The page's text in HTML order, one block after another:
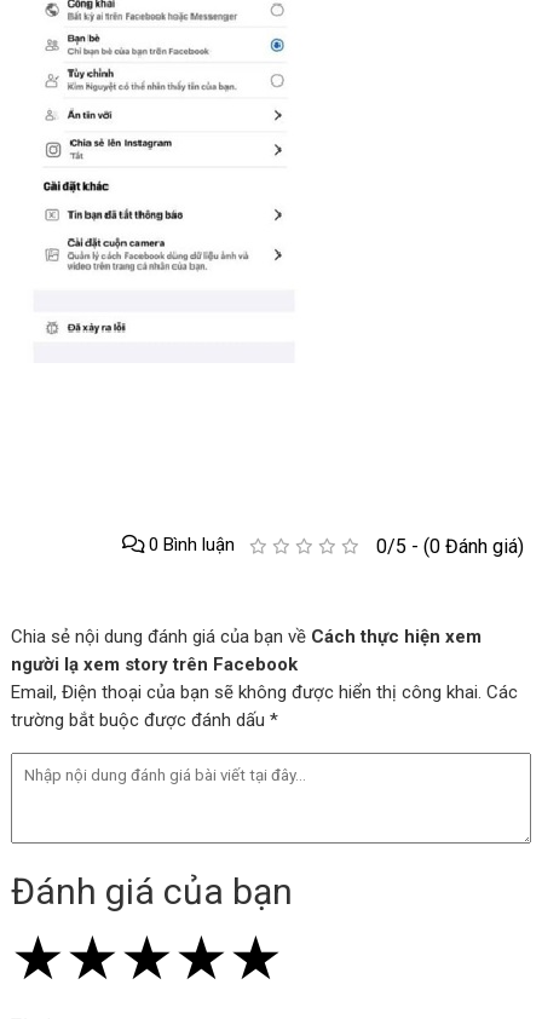
0/5 - (0 Đánh giá)
0 Bình luận
Chia sẻ nội dung đánh giá của bạn về Cách thực hiện xem
người lạ xem story trên Facebook
Email, Điện thoại của bạn sẽ không được hiển thị công khai. Các
trường bắt buộc được đánh dấu *
Đánh giá của bạn
★
★★
★★★
★★★★
★★★★★